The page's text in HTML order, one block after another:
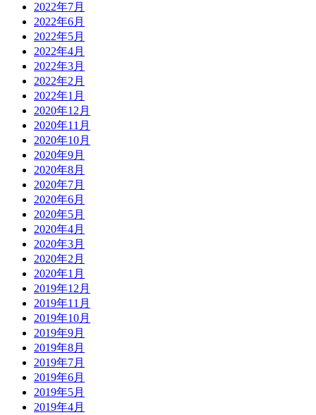
2022年7月
2022年6月
2022年5月
2022年4月
2022年3月
2022年2月
2022年1月
2020年12月
2020年11月
2020年10月
2020年9月
2020年8月
2020年7月
2020年6月
2020年5月
2020年4月
2020年3月
2020年2月
2020年1月
2019年12月
2019年11月
2019年10月
2019年9月
2019年8月
2019年7月
2019年6月
2019年5月
2019年4月